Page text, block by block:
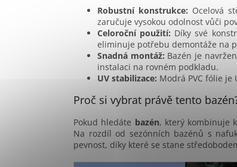
Robustní konstrukce: Ocelová
zaručuje vysokou odolnost vůči
Celoroční použití: Díky své
eliminuje potřebu demontáže na
Snadná montáž: Bazén je
instalaci na rovném podkladu.
UV stabilizace: Modrá PVC fólie
Proč si vybrat právě tento
Pokud hledáte bazén, který kombinuje
Na rozdíl od sezónních bazénů s
pevnost, díky které se stane